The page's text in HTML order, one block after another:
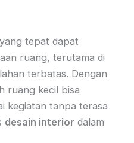
yang tepat dapat
ruang, terutama di
terbatas. Dengan
ruang kecil bisa
kegiatan tanpa terasa
desain interior dalam